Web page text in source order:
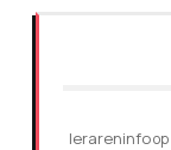
lerareninfoop